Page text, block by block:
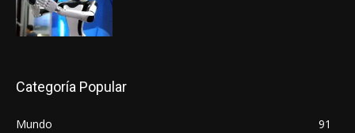
Categoría Popular
Mundo
91